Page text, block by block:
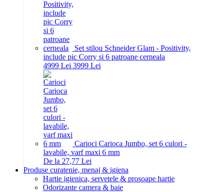
Set stilou Schneider Glam - Positivity,
include pic Corry si 6 patroane cerneala
4999 Lei 3999 Lei
Carioci Carioca Jumbo, set 6 culori -
lavabile, varf maxi 6 mm
De la 27,77 Lei
Produse curatenie, menaj & igiena
Hartie igienica, servetele & prosoape hartie
Odorizante camera & baie